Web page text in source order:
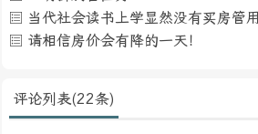
当代社会读书上学显然没有买房管用
请相信房价会有降的一天！
评论列表(22条)